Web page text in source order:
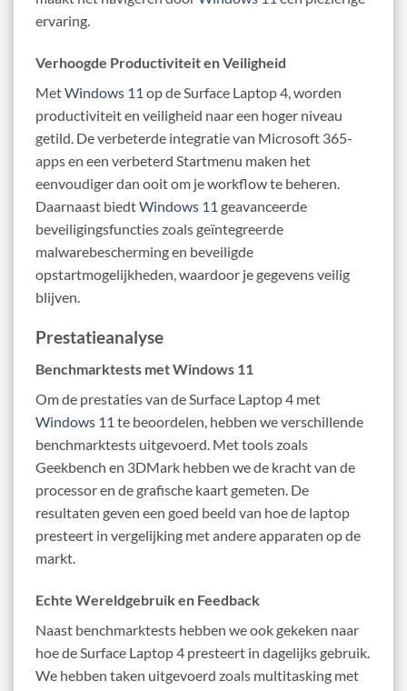
ervaring.
Verhoogde Productiviteit en Veiligheid
MetWindows 11 op de Surface Laptop 4, worden
productiviteit en veiligheid naar een hoger niveau
getild. De verbeterde integratie van Microsoft 365-
apps en een verbeterd Startmenu maken het
eenvoudiger dan ooit om je workflow te beheren.
Daarnaast biedtWindows 11 geavanceerde
beveiligingsfuncties zoals geïntegreerde
malwarebescherming en beveiligde
opstartmogelijkheden, waardoor je gegevens veilig
blijven.
Prestatieanalyse
Benchmarktests met Windows 11
Om de prestaties van de Surface Laptop 4 met
Windows 11 te beoordelen, hebben we verschillende
benchmarktests uitgevoerd. Met tools zoals
Geekbench en 3DMark hebben we de kracht van de
processor en de grafische kaart gemeten. De
resultaten geven een goed beeld van hoe de laptop
presteert in vergelijking met andere apparaten op de
markt.
Echte Wereldgebruik en Feedback
Naast benchmarktests hebben we ook gekeken naar
hoe de Surface Laptop 4 presteert in dagelijks gebruik.
We hebben taken uitgevoerd zoals multitasking met